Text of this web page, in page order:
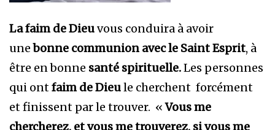
La faim de Dieuvous conduira à avoir
unebonne communion avec le Saint Esprit, à
être en bonne santé spirituelle.Les personnes
qui ontfaim de Dieule cherchent forcément
et finissent par le trouver. «Vous me
chercherez, et vous me trouverez, si vous me